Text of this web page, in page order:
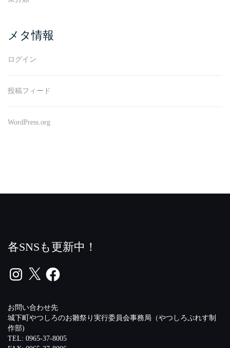
メタ情報
ログイン
投稿フィード
WordPress.org
各SNSも更新中！
Instagram
X Facebook
お問い合わせ先
城下町やつしろのお雛祭り実行委員会事務局（やつしろぷれす制
作部)
TEL: 0965-37-8005